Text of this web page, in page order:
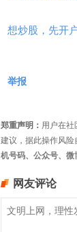
想炒股，先开
举报
郑重声明： 用户在社
建议，据此操作风险
机号码、公众号、微
网友评论